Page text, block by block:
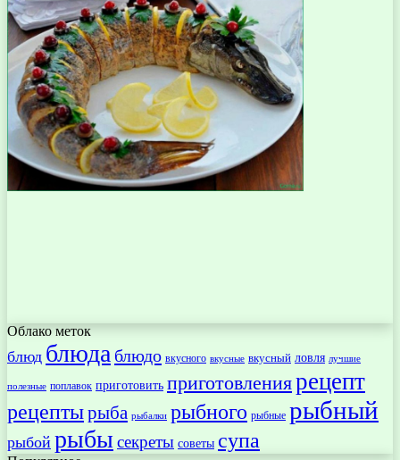
Облако меток
блюд блюда блюдо вкусного вкусные вкусный ловля лучшие
полезные поплавок приготовить приготовлениярецепт
рецептырыба рыбалки рыбного рыбные рыбный
рыбой рыбысекреты советы супа